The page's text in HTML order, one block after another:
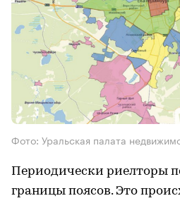
Фото: Уральская палата
Периодически риелторы
границы поясов. Это